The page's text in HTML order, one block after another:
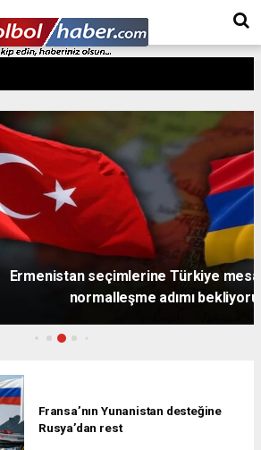
Türkiye mesajı: Barış ve
adımı bekliyoruz
Fransa’nın Yunanistan desteğine
Rusya’dan rest